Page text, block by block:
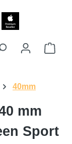
40mm
mm
Sport